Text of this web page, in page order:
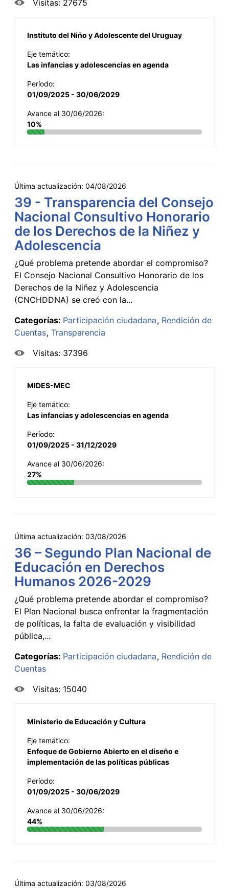
Visitas: 27675
Instituto del Niño y Adolescente del Uruguay
Eje temático:
Las infancias y adolescencias en agenda
Período:
01/09/2025 - 30/06/2029
Avance al 30/06/2026:
10%
Última actualización: 04/08/2026
39 - Transparencia del Consejo
Nacional Consultivo Honorario
de los Derechos de la Niñez y
Adolescencia
¿Qué problema pretende abordar el compromiso?
El Consejo Nacional Consultivo Honorario de los
Derechos de la Niñez y Adolescencia
(CNCHDDNA) se creó con la...
Categorías: Participación ciudadana Rendición de
Cuentas Transparencia
Visitas: 37396
MIDES-MEC
Eje temático:
Las infancias y adolescencias en agenda
Período:
01/09/2025 - 31/12/2029
Avance al 30/06/2026:
27%
Última actualización: 03/08/2026
36 – Segundo Plan Nacional de
Educación en Derechos
Humanos 2026-2029
¿Qué problema pretende abordar el compromiso?
El Plan Nacional busca enfrentar la fragmentación
de políticas, la falta de evaluación y visibilidad
pública,...
Categorías: Participación ciudadana Rendición de
Cuentas
Visitas: 15040
Ministerio de Educación y Cultura
Eje temático:
Enfoque de Gobierno Abierto en el diseño e
implementación de las políticas públicas
Período:
01/09/2025 - 30/06/2029
Avance al 30/06/2026:
44%
Última actualización: 03/08/2026